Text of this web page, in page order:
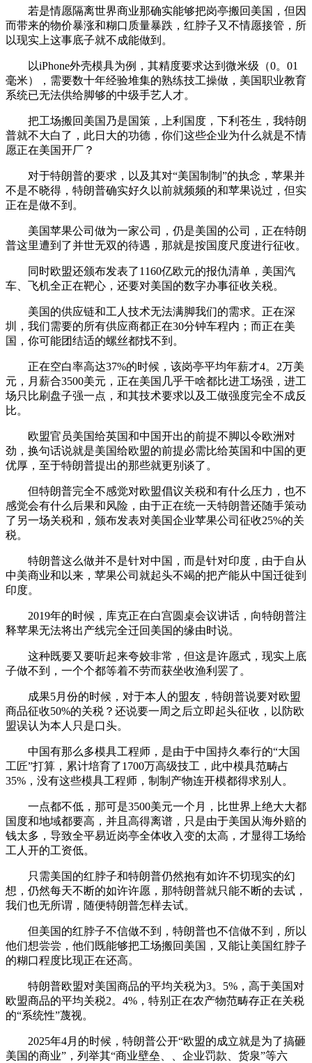
若是情愿隔离世界商业那确实能够把岗亭搬回美国，但因
而带来的物价暴涨和糊口质量暴跌，红脖子又不情愿接管，所
以现实上这事底子就不成能做到。
以iPhone外壳模具为例，其精度要求达到微米级（0。01
毫米），需要数十年经验堆集的熟练技工操做，美国职业教育
系统已无法供给脚够的中级手艺人才。
把工场搬回美国乃是国策，上利国度，下利苍生，我特朗
普就不大白了，此日大的功德，你们这些企业为什么就是不情
愿正在美国开厂？
对于特朗普的要求，以及其对“美国制制”的执念，苹果并
不是不晓得，特朗普确实好久以前就频频的和苹果说过，但实
正在是做不到。
美国苹果公司做为一家公司，仍是美国的公司，正在特朗
普这里遭到了并世无双的待遇，那就是按国度尺度进行征收。
同时欧盟还颁布发表了1160亿欧元的报仇清单，美国汽
车、飞机全正在靶心，还要对美国的数字办事征收关税。
美国的供应链和工人技术无法满脚我们的需求。正在深
圳，我们需要的所有供应商都正在30分钟车程内；而正在美
国，你可能团结适的螺丝都找不到。
正在空白率高达37%的时候，该岗亭平均年薪才4。2万美
元，月薪合3500美元，正在美国几乎干啥都比进工场强，进工
场只比刷盘子强一点，和其技术要求以及工做强度完全不成反
比。
欧盟官员美国给英国和中国开出的前提不脚以令欧洲对
劲，换句话说就是美国给欧盟的前提必需比给英国和中国的更
优厚，至于特朗普提出的那些就更别谈了。
但特朗普完全不感觉对欧盟倡议关税和有什么压力，也不
感觉会有什么后果和风险，由于正在统一天特朗普还随手策动
了另一场关税和，颁布发表对美国企业苹果公司征收25%的关
税。
特朗普这么做并不是针对中国，而是针对印度，由于自从
中美商业和以来，苹果公司就起头不竭的把产能从中国迁徙到
印度。
2019年的时候，库克正在白宫圆桌会议讲话，向特朗普注
释苹果无法将出产线完全迁回美国的缘由时说。
这种既要又要听起来夸姣非常，但这是许愿式，现实上底
子做不到，一个个都等着不劳而获坐收渔利罢了。
成果5月份的时候，对于本人的盟友，特朗普说要对欧盟
商品征收50%的关税？还说要一周之后立即起头征收，以防欧
盟误认为本人只是口头。
中国有那么多模具工程师，是由于中国持久奉行的“大国
工匠”打算，累计培育了1700万高级技工，此中模具范畴占
35%，没有这些模具工程师，制制产物连开模都得求别人。
一点都不低，那可是3500美元一个月，比世界上绝大大都
国度和地域都要高，并且高得离谱，只是由于美国从海外赔的
钱太多，导致全平易近岗亭全体收入变的太高，才显得工场给
工人开的工资低。
只需美国的红脖子和特朗普仍然抱有如许不切现实的幻
想，仍然每天不断的如许许愿，那特朗普就只能不断的去试，
我们也无所谓，随便特朗普怎样去试。
但美国的红脖子不信做不到，特朗普也不信做不到，所以
他们想尝尝，他们既能够把工场搬回美国，又能让美国红脖子
的糊口程度比现正在还高。
特朗普欧盟对美国商品的平均关税为3。5%，高于美国对
欧盟商品的平均关税2。4%，特别正在农产物范畴存正在关税
的“系统性”蔑视。
2025年4月的时候，特朗普公开“欧盟的成立就是为了搞砸
美国的商业”，列举其“商业壁垒、、企业罚款、货泉”等六